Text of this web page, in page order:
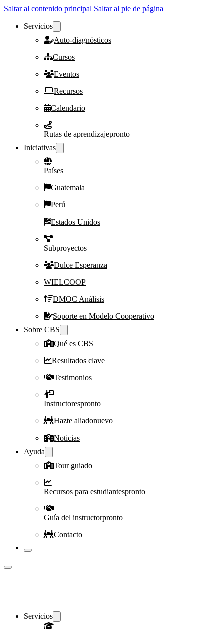
Saltar al contenido principal Saltar al pie de página
Servicios
Auto-diagnósticos
Cursos
Eventos
Recursos
Calendario
Rutas de aprendizajepronto
Iniciativas
Países
Guatemala
Perú
Estados Unidos
Subproyectos
Dulce Esperanza
WIELCOOP
DMOC Análisis
Soporte en Modelo Cooperativo
Sobre CBS
Qué es CBS
Resultados clave
Testimonios
Instructorespronto
Hazte aliadonuevo
Noticias
Ayuda
Tour guiado
Recursos para estudiantespronto
Guía del instructorpronto
Contacto
Servicios